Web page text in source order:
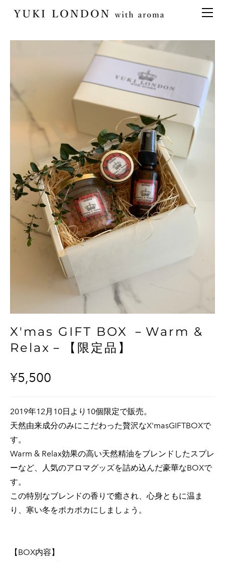
X'mas GIFT BOX －Warm &
Relax－【限定品】
¥5,500
2019年12月10日より10個限定で販売。
天然由来成分のみにこだわった贅沢なX'masGIFTBOXで
す。
Warm & Relax効果の高い天然精油をブレンドしたスプレ
ーなど、人気のアロマグッズを詰め込んだ豪華なBOXで
す。
この特別なブレンドの香りで癒され、心身ともに温ま
り、寒い冬をポカポカにしましょう。
【BOX内容】
最新情報
メディア情報
イベント情報
アロマイベント／講習会
イベント
出張アロマ空間
アロマセレモニー《ゲスト参加型演出》
天然アロマ講座
aroma bar【完全会員制】
アロマ空間デザイン
アロマ空間導入の目的・メリット
お問い合わせ
アロマ空間無料体験お申込みフォーム
会社概要
ONLINE SHOP
香りの定期便
オリジナル商品
精油56種
グッズ基材
名入れギフト
特別なギフトセレクション
アロマコラム